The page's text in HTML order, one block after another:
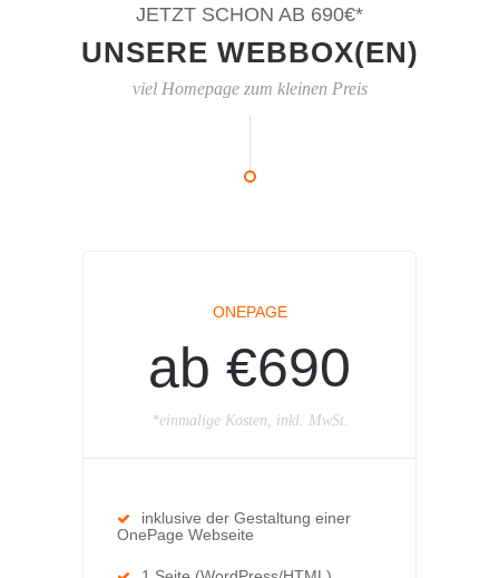
JETZT SCHON AB 690€*
UNSERE WEBBOX(EN)
viel Homepage zum kleinen Preis
ONEPAGE
ab €690
*einmalige Kosten, inkl. MwSt.
inklusive der Gestaltung einer
OnePage Webseite